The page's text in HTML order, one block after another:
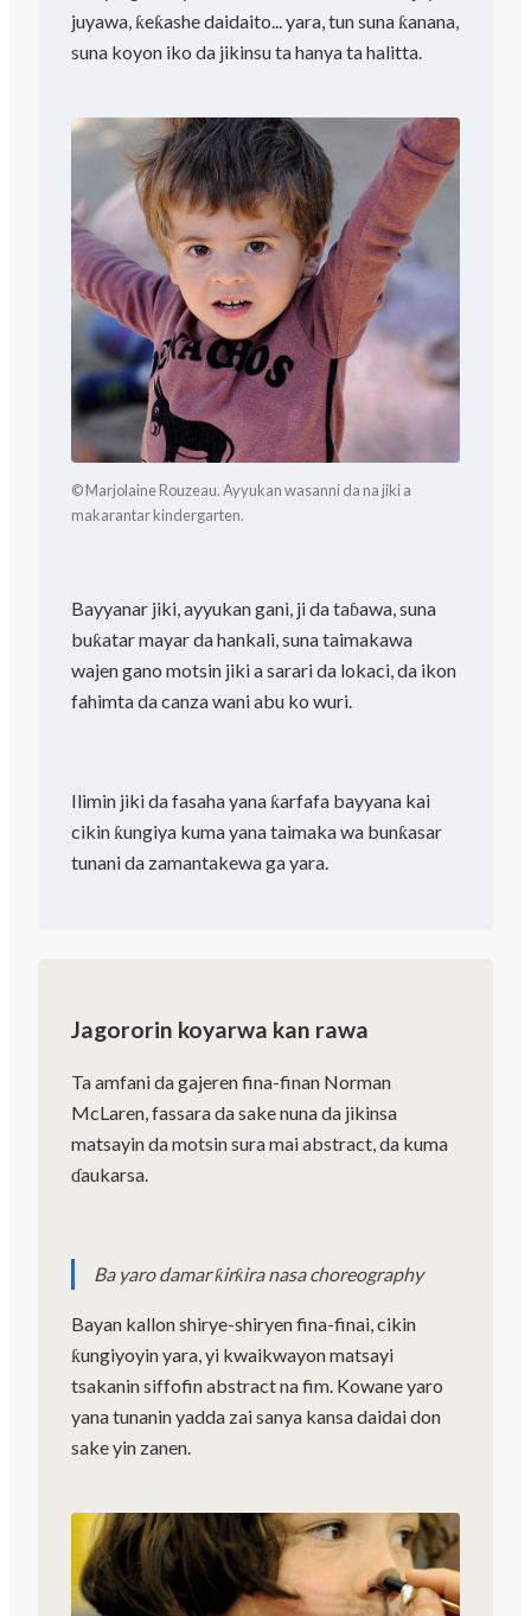
juyawa, ƙeƙashe daidaito... yara, tun suna ƙanana,
suna koyon iko da jikinsu ta hanya ta halitta.
© Marjolaine Rouzeau. Ayyukan wasanni da na jiki a
makarantar kindergarten.
Bayyanar jiki, ayyukan gani, ji da taɓawa, suna
buƙatar mayar da hankali, suna taimakawa
wajen gano motsin jiki a sarari da lokaci, da ikon
fahimta da canza wani abu ko wuri.
Ilimin jiki da fasaha yana ƙarfafa bayyana kai
cikin ƙungiya kuma yana taimaka wa bunƙasar
tunani da zamantakewa ga yara.
Jagororin koyarwa kan rawa
Ta amfani da gajeren fina-finan Norman
McLaren, fassara da sake nuna da jikinsa
matsayin da motsin sura mai abstract, da kuma
ɗaukarsa.
Ba yaro damar ƙirƙira nasa choreography
Bayan kallon shirye-shiryen fina-finai, cikin
ƙungiyoyin yara, yi kwaikwayon matsayi
tsakanin siffofin abstract na fim. Kowane yaro
yana tunanin yadda zai sanya kansa daidai don
sake yin zanen.